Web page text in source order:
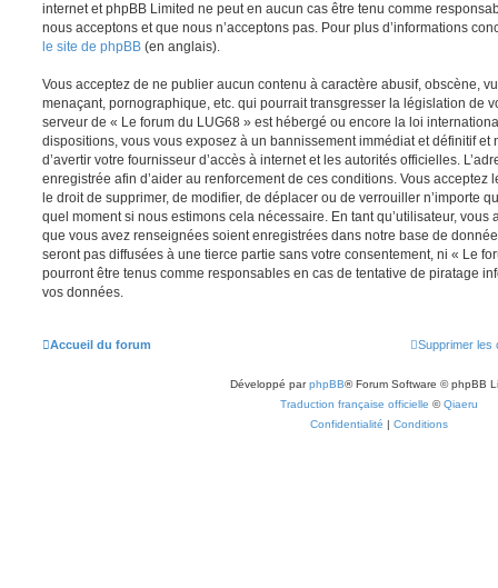
internet et phpBB Limited ne peut en aucun cas être tenu comme
nous acceptons et que nous n’acceptons pas. Pour plus d’informations
le site de phpBB (en anglais).
Vous acceptez de ne publier aucun contenu à caractère abusif, obscène,
menaçant, pornographique, etc. qui pourrait transgresser la législation de
serveur de « Le forum du LUG68 » est hébergé ou encore la loi
dispositions, vous vous exposez à un bannissement immédiat et définitif et
d’avertir votre fournisseur d’accès à internet et les autorités officielles.
enregistrée afin d’aider au renforcement de ces conditions. Vous acceptez
le droit de supprimer, de modifier, de déplacer ou de verrouiller n’importe
quel moment si nous estimons cela nécessaire. En tant qu’utilisateur,
que vous avez renseignées soient enregistrées dans notre base de
seront pas diffusées à une tierce partie sans votre consentement, ni « Le
pourront être tenus comme responsables en cas de tentative de piratage
vos données.
Accueil du forum Supprimer les
Développé parphpBB® Forum Software © phpBB
Traduction française officielle ©Qiaeru
Confidentialité | Conditions